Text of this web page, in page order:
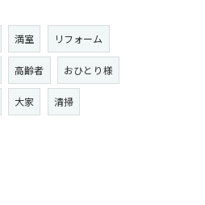
満室 リフォーム
高齢者 おひとり様
大家 清掃